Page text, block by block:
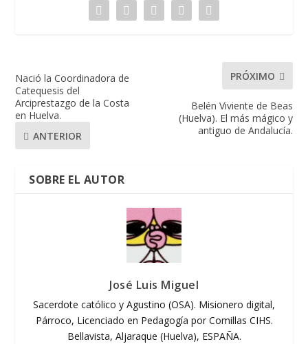
Nació la Coordinadora de
Catequesis del
Arciprestazgo de la Costa
en Huelva.
ANTERIOR
PRÓXIMO
Belén Viviente de Beas
(Huelva). El más mágico y
antiguo de Andalucía.
SOBRE EL AUTOR
José Luis Miguel
Sacerdote católico y Agustino (OSA). Misionero digital,
Párroco, Licenciado en Pedagogía por Comillas CIHS.
Bellavista, Aljaraque (Huelva), ESPAÑA.